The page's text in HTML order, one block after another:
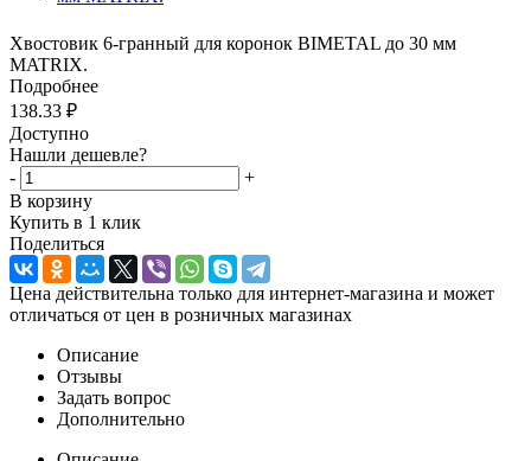
Хвостовик 6-гранный для коронок BIMETAL до 30 мм
MATRIX.
Подробнее
138.33 ₽
Доступно
Нашли дешевле?
-
+
В корзину
Купить в 1 клик
Поделиться
Цена действительна только для интернет-магазина и может
отличаться от цен в розничных магазинах
Описание
Отзывы
Задать вопрос
Дополнительно